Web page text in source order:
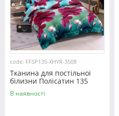
code: FFSP135-XHYR-3508
Тканина для постільної
білизни Полісатин 135
SP135-XHYR-3508 (60м)
В наявності